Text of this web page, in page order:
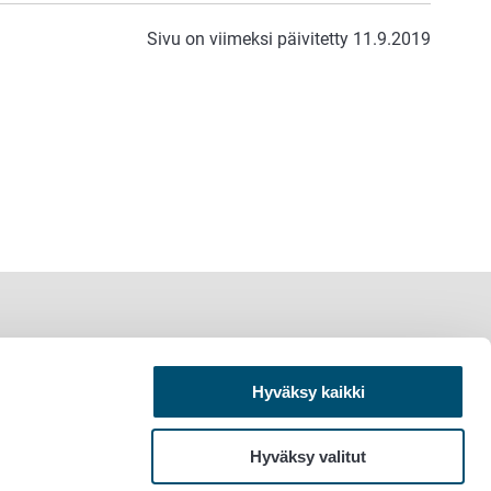
Hyväksy kaikki
Hyväksy valitut
Sivu on viimeksi päivitetty 11.9.2019